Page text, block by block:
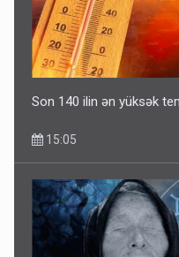
Fırıldaqçıların yeni
əvvəl diqqətli olun
10:56
Son 140 ilin ən yüksək
15:05